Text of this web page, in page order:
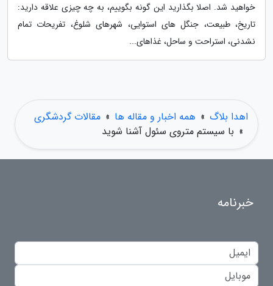
خواهید شد. اصلا بگذارید این گونه بگوییم، به چه چیزی علاقه دارید:
تاریخ، طبیعت، جنگل های استوایی، شهرهای شلوغ، تفریحات تمام
نشدنی، استراحت و ساحل، غذاهای...
اهدا بلاگ » همه اخبار و مقاله ها » مقالات گردشگری
» با سیستم متروی سئول آشنا شوید
خبرنامه